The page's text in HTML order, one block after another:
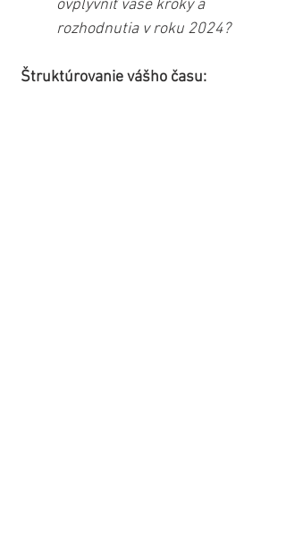
ovplyvniť vaše kroky a
rozhodnutia v roku 2024?
Štruktúrovanie vášho času: